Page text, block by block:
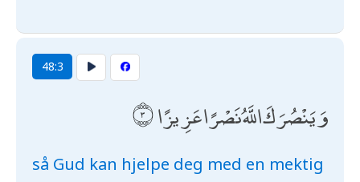
48:3
وَيَنْصُرَكَ اللَّهُ نَصْرًا عَزِيزًا
så Gud kan hjelpe deg med en mektig